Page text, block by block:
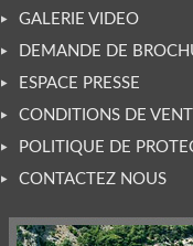
GALERIE VIDEO
DEMANDE DE
ESPACE PRESSE
CONDITIONS DE
POLITIQUE DE
CONTACTEZ NOUS